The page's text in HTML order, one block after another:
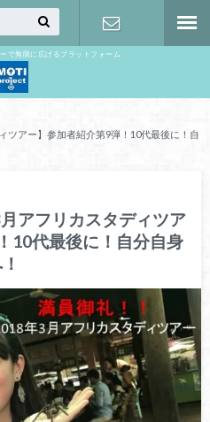
で無限に広げるプラットフォーム
ツアー】参加者紹介第9弾！10代最後に！自
アフリカスタディツア
10代最後に！自分自身